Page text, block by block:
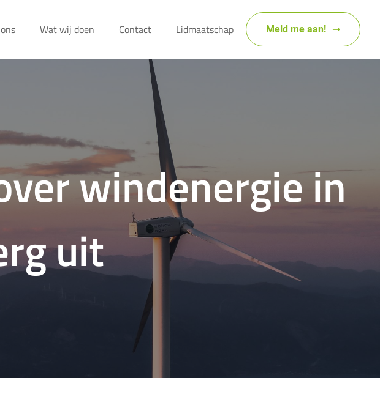
Wat wij doen Contact Lidmaatschap Meld me aan!
windenergie in
uit